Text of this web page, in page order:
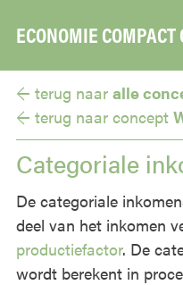
ECONOMIE COMPACT
← terug naar alle
← terug naar concept
Categoriale
De categoriale
deel van het inkomen
productiefactor. De
wordt berekent in